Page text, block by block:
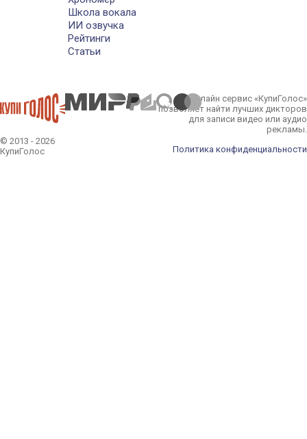
Школа вокала
ИИ озвучка
Рейтинги
Статьи
© 2013 - 2026
КупиГолос
Онлайн сервис «КупиГолос»
позволяет найти лучших дикторов
для записи видео или аудио
рекламы.
Политика конфиденциальности